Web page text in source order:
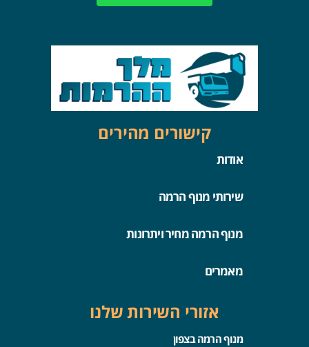
קישורים מהירים
אודות
שירותי מנוף הרמה
מנוף הרמה מחיר ויתרונות
מאמרים
אזורי השירות שלנו
מנוף הרמה בצפון